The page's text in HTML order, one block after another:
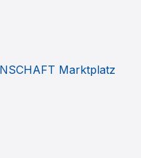
Marktplatz